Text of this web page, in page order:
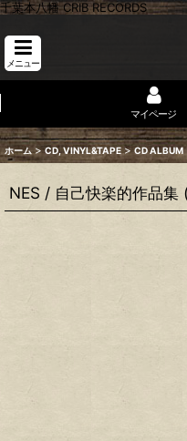
千葉本八幡 CRIB RECORDS
メニュー
マイページ
ホーム > CD, VINYL&TAPE > CD ALBUM
NES / 自己快楽的作品集